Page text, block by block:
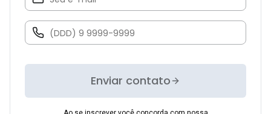
Enviar contato